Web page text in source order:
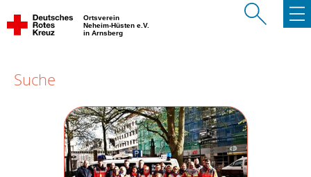
Ortsverein
Neheim-Hüsten e.V.
in Arnsberg
Suche